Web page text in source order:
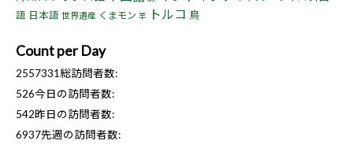
語 日本語 世界遺産 くまモン 羊 トルコ 鳥
Count per Day
2557331総訪問者数:
526今日の訪問者数:
542昨日の訪問者数:
6937先週の訪問者数: